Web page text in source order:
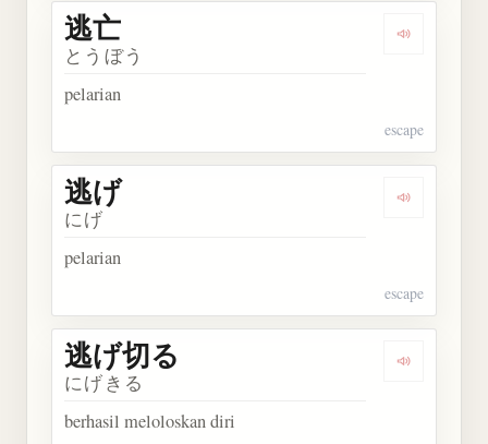
Dengarkan
逃亡
とうぼう
pelarian
escape
Dengarkan
逃げ
にげ
pelarian
escape
Dengarkan
逃げ切る
にげきる
berhasil meloloskan diri